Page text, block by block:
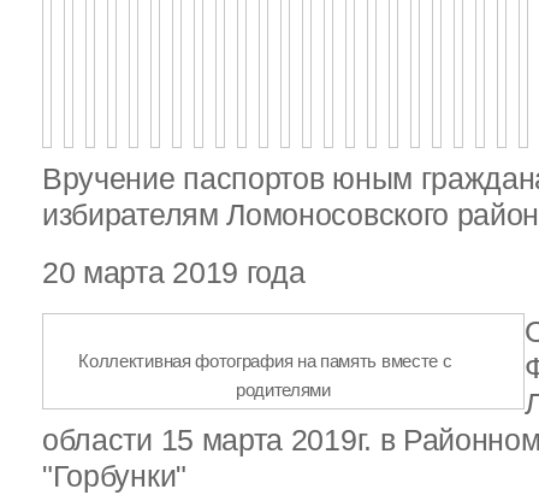
Вручение паспортов юным
избирателям Ломоносовского
20 марта 2019 года
Коллективная фотография на память вместе с
родителями
области 15 марта 2019г. в
"Горбунки"